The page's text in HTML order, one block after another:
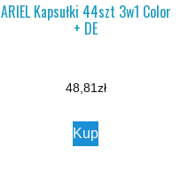
ARIEL Kapsułki 44szt 3w1 Color
+ DE
48,81zł
Kup